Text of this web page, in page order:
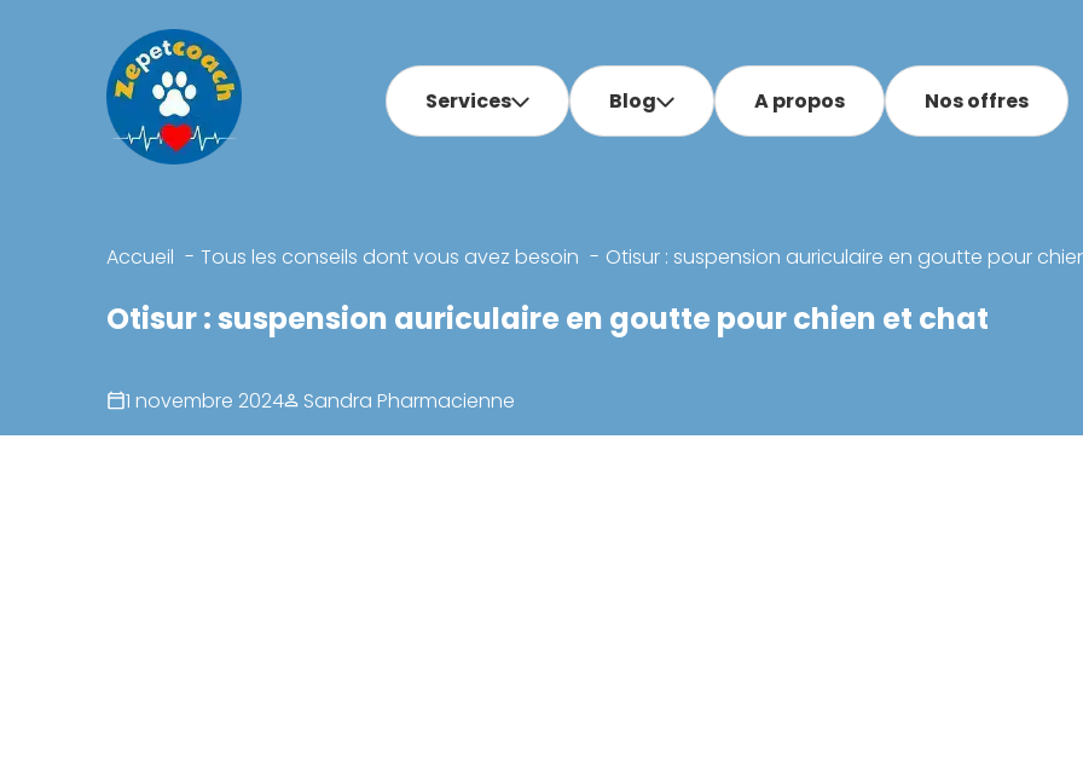
Services Blog A propos Nos offres
Accueil Tous les conseils dont vous avez besoin Otisur : suspension auriculaire en goutte pour
Otisur : suspension auriculaire en goutte pour chien et chat
1 novembre 2024 Sandra Pharmacienne